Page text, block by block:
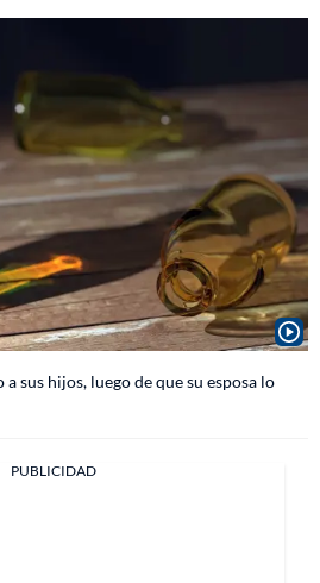
sus hijos, luego de que su esposa lo
PUBLICIDAD